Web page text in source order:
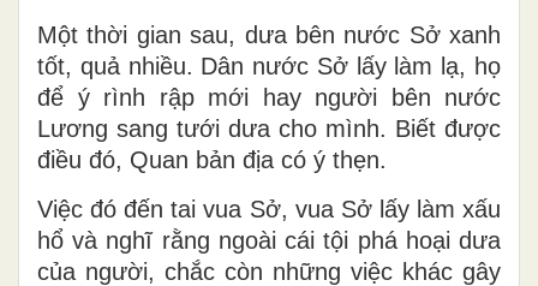
Một thời gian sau, dưa bên nước Sở xanh
tốt, quả nhiều. Dân nước Sở lấy làm lạ, họ
để ý rình rập mới hay người bên nước
Lương sang tưới dưa cho mình. Biết được
điều đó, Quan bản địa có ý thẹn.
Việc đó đến tai vua Sở, vua Sở lấy làm xấu
hổ và nghĩ rằng ngoài cái tội phá hoại dưa
của người, chắc còn những việc khác gây